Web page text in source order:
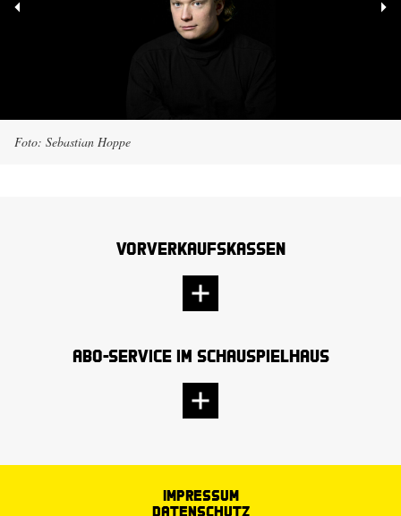
Foto: Sebastian Hoppe
Vorverkaufskassen
Abo-Service im Schauspielhaus
Impressum
Datenschutz